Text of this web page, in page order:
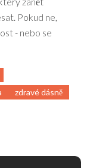
Pokud ne,
- nebo se
zdravé dásně